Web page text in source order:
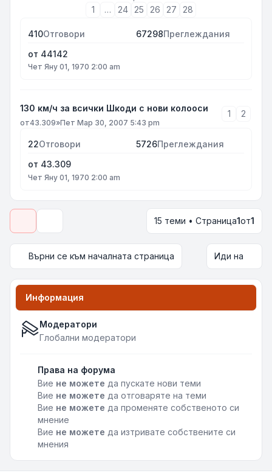
1 … 24 25 26 27 28
410Отговори 67298Преглеждания
от 44142
Чет Яну 01, 1970 2:00 am
130 км/ч за всички Шкоди с нови колооси
от43.309»Пет Мар 30, 2007 5:43 pm
1 2
22Отговори 5726Преглеждания
от 43.309
Чет Яну 01, 1970 2:00 am
Опции за показване и сортиране15 теми • Страница1от1
Върни се към началната страница Иди на
Информация
Модератори
Глобални модератори
Права на форума
Вие не можете да пускате нови теми
Вие не можете да отговаряте на теми
Вие не можете да променяте собственото си
мнение
Вие не можете да изтривате собствените си
мнения